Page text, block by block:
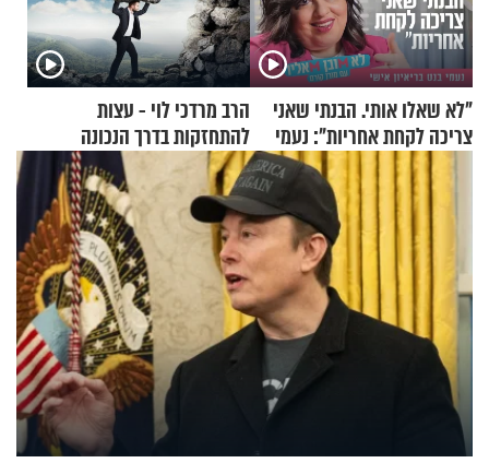
"לא שאלו אותי. הבנתי שאני
צריכה לקחת אחריות": נעמי
בנט בריאיון אישי
הרב מרדכי לוי - עצות
להתחזקות בדרך הנכונה